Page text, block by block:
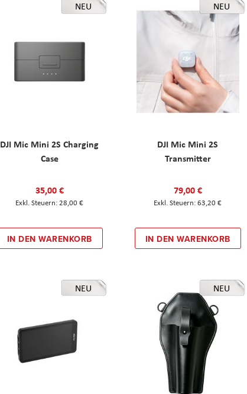
NEU
DJI Mic Mini 2S Charging
Case
35,00 €
28,00 €
IN DEN WARENKORB
NEU
DJI Mic Mini 2S
Transmitter
79,00 €
63,20 €
IN DEN WARENKORB
NEU NEU